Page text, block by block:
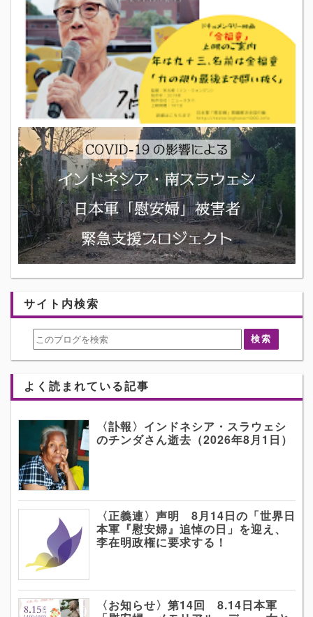
サイト内検索
よく読まれている記事
〈訃報〉インドネシア・スラウェシ
のチンダさん逝去（2026年8月1日）
〈正義連〉声明 8月14日の「世界日
本軍『慰安婦』追悼の日」を迎え、
李在明政権に要求する！
〈お知らせ〉第14回 8.14日本軍